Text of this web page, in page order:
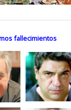
fallecimientos